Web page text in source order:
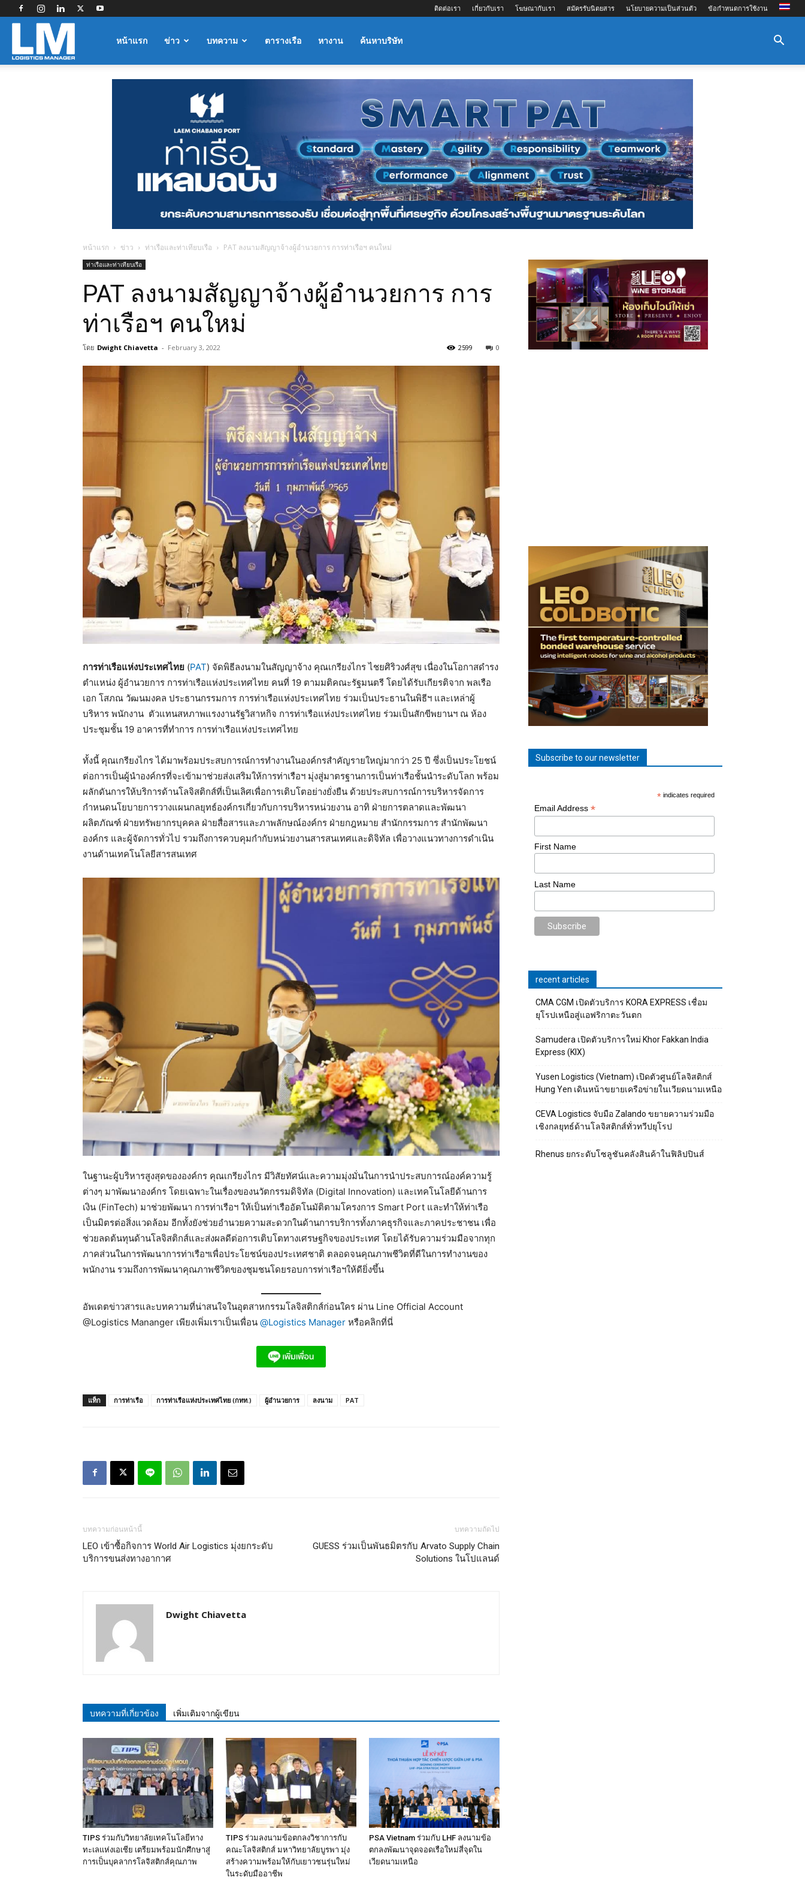
ติดต่อเรา เกี่ยวกับเรา โฆษณากับเรา สมัครรับนิตยสาร นโยบายความเป็นส่วนตัว ข้อกำหนดการใช้งาน
Logisticsหน้าแรก ข่าว บทความ ตารางเรือ หางาน ค้นหาบริษัท
หน้าแรก ข่าว ท่าเรือและท่าเทียบเรือ PAT ลงนามสัญญาจ้างผู้อำนวยการ การท่าเรือฯ คนใหม่
ท่าเรือและท่าเทียบเรือ
PAT ลงนามสัญญาจ้างผู้อำนวยการ การ
ท่าเรือฯ คนใหม่
โดย Dwight Chiavetta - February 3, 2022 0
2599
การท่าเรือแห่งประเทศไทย (PAT) จัดพิธีลงนามในสัญญาจ้าง คุณเกรียงไกร ไชยศิริวงศ์สุข เนื่องในโอกาสดำรง
ตำแหน่ง ผู้อำนวยการ การท่าเรือแห่งประเทศไทย คนที่ 19 ตามมติคณะรัฐมนตรี โดยได้รับเกียรติจาก พลเรือ
เอก โสภณ วัฒนมงคล ประธานกรรมการ การท่าเรือแห่งประเทศไทย ร่วมเป็นประธานในพิธีฯ และเหล่าผู้
บริหาร พนักงาน ตัวแทนสหภาพแรงงานรัฐวิสาหกิจ การท่าเรือแห่งประเทศไทย ร่วมเป็นสักขีพยานฯ ณ ห้อง
ประชุมชั้น 19 อาคารที่ทำการ การท่าเรือแห่งประเทศไทย
ทั้งนี้ คุณเกรียงไกร ได้มาพร้อมประสบการณ์การทำงานในองค์กรสำคัญรายใหญ่มากว่า 25 ปี ซึ่งเป็นประโยชน์
ต่อการเป็นผู้นำองค์กรที่จะเข้ามาช่วยส่งเสริมให้การท่าเรือฯ มุ่งสู่มาตรฐานการเป็นท่าเรือชั้นนำระดับโลก พร้อม
ผลักดันการให้บริการด้านโลจิสติกส์ที่เป็นเลิศเพื่อการเติบโตอย่างยั่งยืน ด้วยประสบการณ์การบริหารจัดการ
กำหนดนโยบายการวางแผนกลยุทธ์องค์กรเกี่ยวกับการบริหารหน่วยงาน อาทิ ฝ่ายการตลาดและพัฒนา
ผลิตภัณฑ์ ฝ่ายทรัพยากรบุคคล ฝ่ายสื่อสารและภาพลักษณ์องค์กร ฝ่ายกฎหมาย สำนักกรรมการ สำนักพัฒนา
องค์กร และผู้จัดการทั่วไป รวมถึงการควบคุมกำกับหน่วยงานสารสนเทศและดิจิทัล เพื่อวางแนวทางการดำเนิน
งานด้านเทคโนโลยีสารสนเทศ
ในฐานะผู้บริหารสูงสุดขององค์กร คุณเกรียงไกร มีวิสัยทัศน์และความมุ่งมั่นในการนำประสบการณ์องค์ความรู้
ต่างๆ มาพัฒนาองค์กร โดยเฉพาะในเรื่องของนวัตกรรมดิจิทัล (Digital Innovation) และเทคโนโลยีด้านการ
เงิน (FinTech) มาช่วยพัฒนา การท่าเรือฯ ให้เป็นท่าเรืออัตโนมัติตามโครงการ Smart Port และทำให้ท่าเรือ
เป็นมิตรต่อสิ่งแวดล้อม อีกทั้งยังช่วยอำนวยความสะดวกในด้านการบริการทั้งภาคธุรกิจและภาคประชาชน เพื่อ
ช่วยลดต้นทุนด้านโลจิสติกส์และส่งผลดีต่อการเติบโตทางเศรษฐกิจของประเทศ โดยได้รับความร่วมมือจากทุก
ภาคส่วนในการพัฒนาการท่าเรือฯเพื่อประโยชน์ของประเทศชาติ ตลอดจนคุณภาพชีวิตที่ดีในการทำงานของ
พนักงาน รวมถึงการพัฒนาคุณภาพชีวิตของชุมชนโดยรอบการท่าเรือฯให้ดียิ่งขึ้น
อัพเดตข่าวสารและบทความที่น่าสนใจในอุตสาหกรรมโลจิสติกส์ก่อนใคร ผ่าน Line Official Account
@Logistics Mananger เพียงเพิ่มเราเป็นเพื่อน @Logistics Manager หรือคลิกที่นี่
แท็ก การท่าเรือ การท่าเรือแห่งประเทศไทย (กทท.) ผู้อำนวยการ ลงนาม PAT
บทความก่อนหน้านี้
LEO เข้าซื้อกิจการ World Air Logistics มุ่งยกระดับ
บริการขนส่งทางอากาศ
บทความถัดไป
GUESS ร่วมเป็นพันธมิตรกับ Arvato Supply Chain
Solutions ในโปแลนด์
Dwight Chiavetta
บทความที่เกี่ยวข้อง เพิ่มเติมจากผู้เขียน
TIPS ร่วมกับวิทยาลัยเทคโนโลยีทาง
ทะเลแห่งเอเชีย เตรียมพร้อมนักศึกษาสู่
การเป็นบุคลากรโลจิสติกส์คุณภาพ
TIPS ร่วมลงนามข้อตกลงวิชาการกับ
คณะโลจิสติกส์ มหาวิทยาลัยบูรพา มุ่ง
สร้างความพร้อมให้กับเยาวชนรุ่นใหม่
ในระดับมืออาชีพ
PSA Vietnam ร่วมกับ LHF ลงนามข้อ
ตกลงพัฒนาจุดจอดเรือใหม่สี่จุดใน
เวียดนามเหนือ
Subscribe to our newsletter
* indicates required
Email Address *
First Name
Last Name
recent articles
CMA CGM เปิดตัวบริการ KORA EXPRESS เชื่อม
ยุโรปเหนือสู่แอฟริกาตะวันตก
Samudera เปิดตัวบริการใหม่ Khor Fakkan India
Express (KIX)
Yusen Logistics (Vietnam) เปิดตัวศูนย์โลจิสติกส์
Hung Yen เดินหน้าขยายเครือข่ายในเวียดนามเหนือ
CEVA Logistics จับมือ Zalando ขยายความร่วมมือ
เชิงกลยุทธ์ด้านโลจิสติกส์ทั่วทวีปยุโรป
Rhenus ยกระดับโซลูชันคลังสินค้าในฟิลิปปินส์